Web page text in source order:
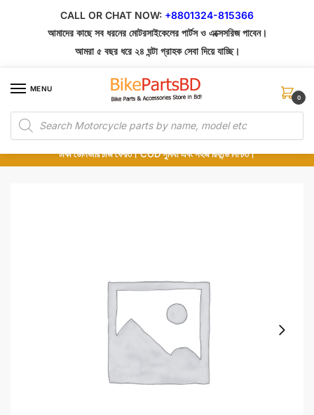
CALL OR CHAT NOW: +8801324-815366
আমাদের কাছে সব ধরনের মোটরসাইকেলের পার্টস ও এক্সেসরিজ পাবেন।
আমরা ৫ বছর ধরে ২৪ ঘন্টা গ্রাহক সেবা দিয়ে যাচ্ছি।
MENU
Products
search
0
১০০% অরিজিনাল পার্টস – শোরুম থেকে সরাসরি সংগ্রহ এবং শুধুমাত্র কুরিয়ার সার্ভিসে ডেলিভারি।
অর্ডার করার পর পার্টের ছবি দেখুন। পছন্দ হলে Cash on Delivery দিন, না হলে ৫ মিনিটে ১৯৯
টাকা ডেলিভারি চার্জ ফেরত। COD সুবিধা এবং সহজ রিফান্ড নিশ্চিত।